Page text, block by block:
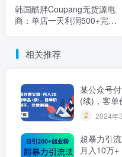
韩国酷胖Coupang无货源电
商：单店一天利润500+完爆
相关推荐
某公众号
(续)，客单
2024年
超暴力引
月入10万+